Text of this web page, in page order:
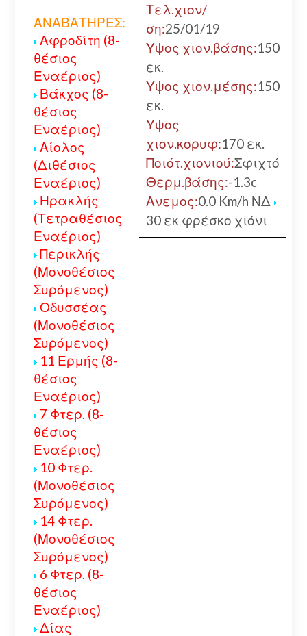
ΑΝΑΒΑΤΗΡΕΣ:
Αφροδίτη (8-
θέσιος
Εναέριος)
Βάκχος (8-
θέσιος
Εναέριος)
Αίολος
(Διθέσιος
Εναέριος)
Ηρακλής
(Τετραθέσιος
Εναέριος)
Περικλής
(Μονοθέσιος
Συρόμενος)
Οδυσσέας
(Μονοθέσιος
Συρόμενος)
11 Ερμής (8-
θέσιος
Εναέριος)
7 Φτερ. (8-
θέσιος
Εναέριος)
10 Φτερ.
(Μονοθέσιος
Συρόμενος)
14 Φτερ.
(Μονοθέσιος
Συρόμενος)
6 Φτερ. (8-
θέσιος
Εναέριος)
Δίας
Τελ.χιον/
ση:25/01/19
Υψος χιον.βάσης:150
εκ.
Υψος χιον.μέσης:150
εκ.
Υψος
χιον.κορυφ:170 εκ.
Ποιότ.χιονιού:Σφιχτό
Θερμ.βάσης:-1.3c
Ανεμος:0.0 Km/h ΝΔ
30 εκ φρέσκο χιόνι